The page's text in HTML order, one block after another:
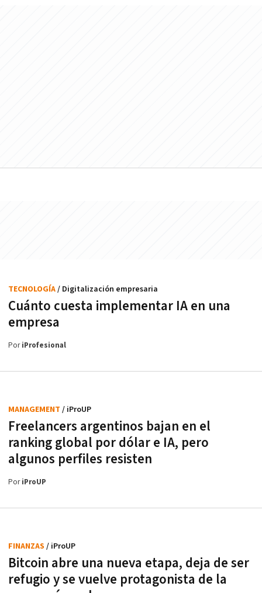
Cuánto cuesta implementar IA en una
empresa
TECNOLOGÍA/ Digitalización empresaria
PoriProfesional
Freelancers argentinos bajan en el
ranking global por dólar e IA, pero
algunos perfiles resisten
MANAGEMENT / iProUP
PoriProUP
Bitcoin abre una nueva etapa, deja de ser
refugio y se vuelve protagonista de la
FINANZAS / iProUP